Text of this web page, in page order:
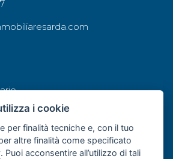
i cookie
per finalità tecniche e, con il tuo
altre finalità come specificato
. Puoi acconsentire all’utilizzo di tali